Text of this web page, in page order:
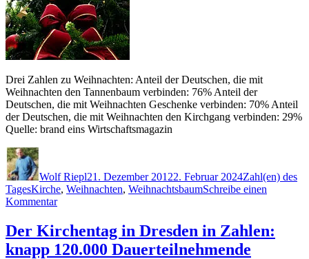
Drei Zahlen zu Weihnachten: Anteil der Deutschen, die mit
Weihnachten den Tannenbaum verbinden: 76% Anteil der
Deutschen, die mit Weihnachten Geschenke verbinden: 70% Anteil
der Deutschen, die mit Weihnachten den Kirchgang verbinden: 29%
Quelle: brand eins Wirtschaftsmagazin
Wolf Riepl21. Dezember 20122. Februar 2024Zahl(en) des
TagesSchlagwörter
Kirche, Weihnachten, WeihnachtsbaumSchreibe einen
Kommentarzu
Der Kirchentag in Dresden in Zahlen:
knapp 120.000 Dauerteilnehmende